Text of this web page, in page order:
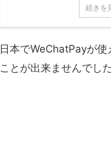
続きを
日本でWeChatPayが
ことが出来ませんでした